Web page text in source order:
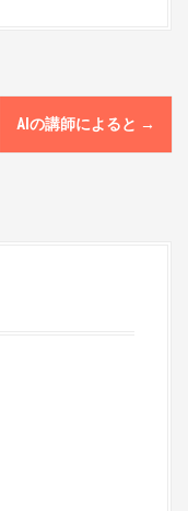
AIの講師によると →